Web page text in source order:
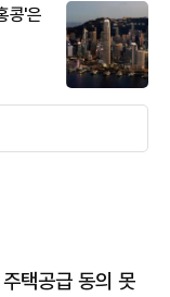
콩'은
택공급 동의 못